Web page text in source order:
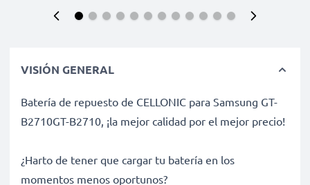
VISIÓN GENERAL
Batería de repuesto de CELLONIC para Samsung GT-
B2710GT-B2710, ¡la mejor calidad por el mejor precio!
¿Harto de tener que cargar tu batería en los
momentos menos oportunos?